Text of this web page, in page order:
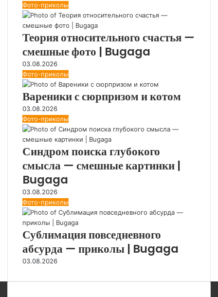
Фото-приколы
Теория относительного счастья —
смешные фото | Bugaga
03.08.2026
Фото-приколы
Вареники с сюрпризом и котом
03.08.2026
Фото-приколы
Синдром поиска глубокого
смысла — смешные картинки |
Bugaga
03.08.2026
Фото-приколы
Сублимация повседневного
абсурда — приколы | Bugaga
03.08.2026